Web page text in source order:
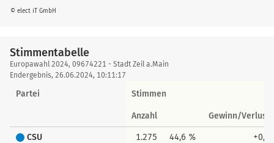
© elect iT GmbH
Stimmentabelle
Stimmentabelle
Europawahl 2024, 09674221 - Stadt Zeil a.Main
Endergebnis, 26.06.2024, 10:11:17
Partei Stimmen
Anzahl Gewinn/Verlust
CSU 1.275 44,6 % +0,7